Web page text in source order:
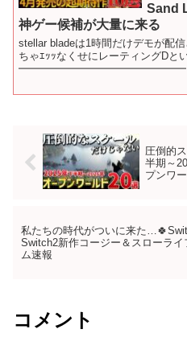
Sand
神ゲー候補が大量に来る
stellar bladeは1時間だけデモが配
ちゃｴｯｯなくせにレーティングDと
━━━━━━━━━━━━━━━━ ４月
圧倒的
半期～
プンワ
私たちの時代がついに来た
Switch2新作コージー＆スローライ
ム速報
コメント